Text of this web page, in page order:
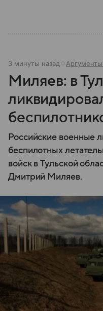
3 минуты назад
Миляев: в
Российские военные
беспилотных
войск в Тульской
Дмитрий Миляев.